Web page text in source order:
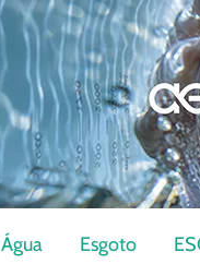
Água Esgoto